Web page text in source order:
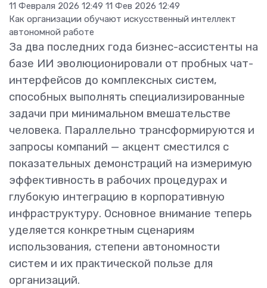
11 Февраля 2026 12:49 11 Фев 2026 12:49
Как организации обучают искусственный интеллект
автономной работе
За два последних года бизнес-ассистенты на
базе ИИ эволюционировали от пробных чат-
интерфейсов до комплексных систем,
способных выполнять специализированные
задачи при минимальном вмешательстве
человека. Параллельно трансформируются и
запросы компаний — акцент сместился с
показательных демонстраций на измеримую
эффективность в рабочих процедурах и
глубокую интеграцию в корпоративную
инфраструктуру. Основное внимание теперь
уделяется конкретным сценариям
использования, степени автономности
систем и их практической пользе для
организаций.